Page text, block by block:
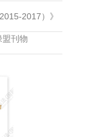
2017）》
盟刊物